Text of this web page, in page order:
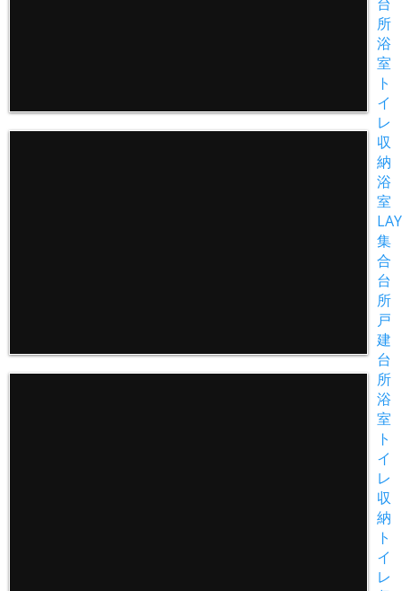
所
浴
室
ト
イ
レ
収
納
浴
室
LAY
集
合
台
所
戸
建
台
所
浴
室
ト
イ
レ
収
納
ト
イ
レ